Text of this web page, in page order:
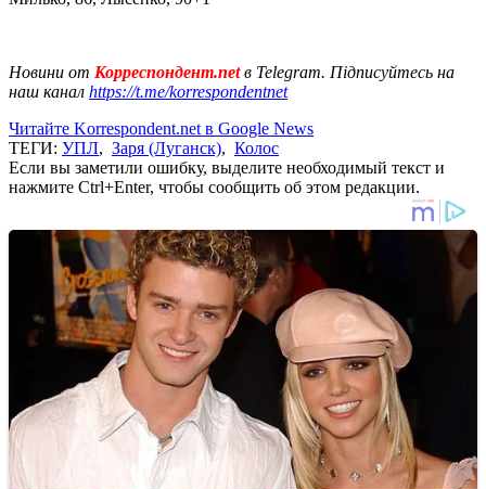
Новини от Корреспондент.netв Telegram. Підписуйтесь на
наш канал https://t.me/korrespondentnet
Читайте Korrespondent.net в Google News
ТЕГИ: УПЛ, Заря (Луганск), Колос
Если вы заметили ошибку, выделите необходимый текст и
нажмите Ctrl+Enter, чтобы сообщить об этом редакции.